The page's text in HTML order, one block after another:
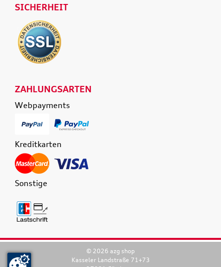
SICHERHEIT
ZAHLUNGSARTEN
Webpayments
Kreditkarten
Sonstige
© 2026 azg shop
Kasseler Landstraße 71+73